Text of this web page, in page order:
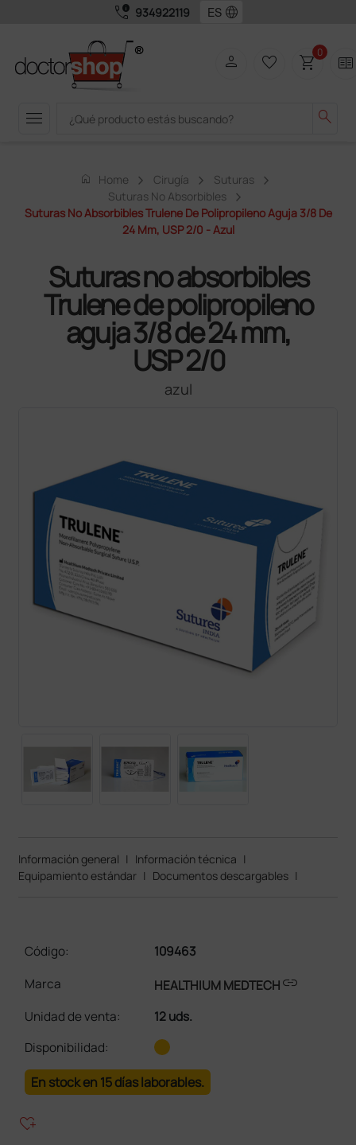
call_quality 934922119 language
menu search
person favorite_border shopping_cart0 two_pager
home Home Cirugía
Suturas
Suturas No Absorbibles
Suturas No Absorbibles Trulene De Polipropileno Aguja 3/8 De
24 Mm, USP 2/0 - Azul
Suturas no absorbibles
Trulene de polipropileno
aguja 3/8 de 24 mm,
USP 2/0
azul
Información general | Información técnica |
Equipamiento estándar | Documentos descargables |
Código:
109463
Marca
HEALTHIUM MEDTECHlink
Unidad de venta:
12 uds.
Disponibilidad:
En stock en 15 días laborables.
heart_plus